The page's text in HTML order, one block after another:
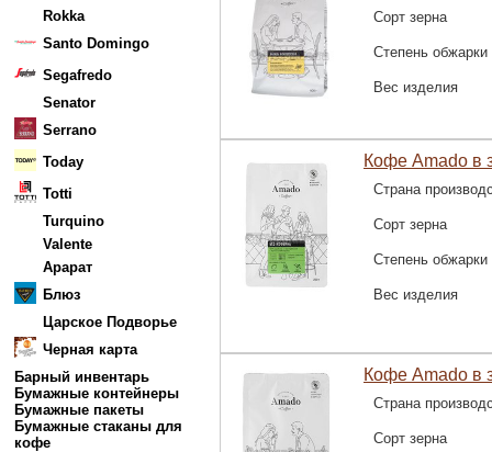
Rokka
Santo Domingo
Segafredo
Senator
Serrano
Today
Totti
Turquino
Valente
Арарат
Блюз
Царское Подворье
Черная карта
Барный инвентарь
Бумажные контейнеры
Бумажные пакеты
Бумажные стаканы для
кофе
Сорт зерна
Степень обжарки
Вес изделия
Кофе Amado в
Страна
Сорт зерна
Степень обжарки
Вес изделия
Кофе Amado в
Страна
Сорт зерна